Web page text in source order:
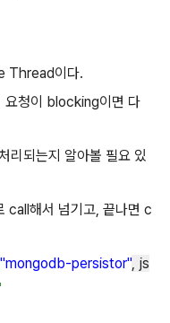
Thread이다.
청이 blocking이면 다
되는지 알아볼 필요 있
해서 넘기고, 끝나면 c
"mongodb-persistor", js